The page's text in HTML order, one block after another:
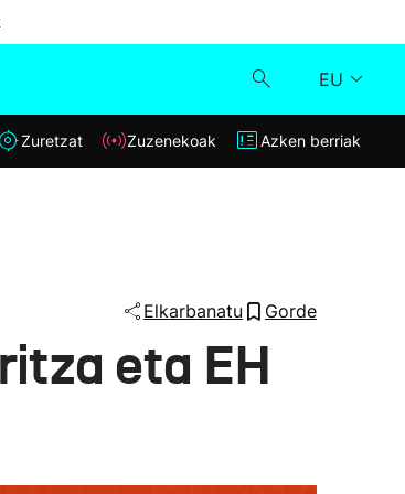
EU
Klisk
Zuretzat Zuzenekoak Azken berriak
Elkarbanatu Gorde
eta EH